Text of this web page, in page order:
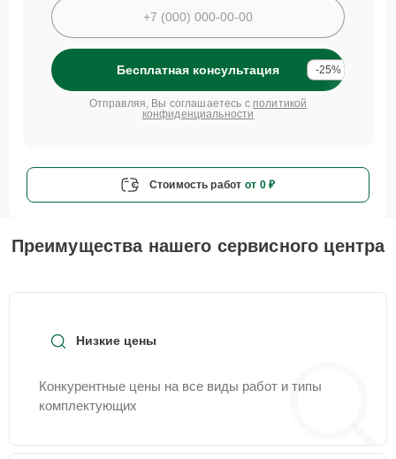
Бесплатная консультация -25%
Отправляя, Вы соглашаетесь с политикой
конфиденциальности
Стоимость работ от 0 ₽
Преимущества нашего сервисного центра
Низкие цены
Конкурентные цены на все виды работ и типы
комплектующих